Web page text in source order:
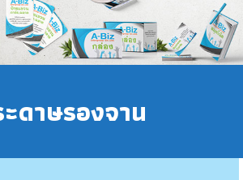
ดาษรองจาน